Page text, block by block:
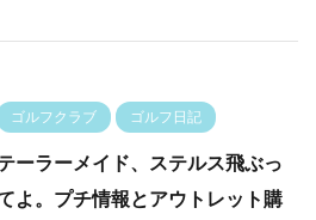
ゴルフクラブ ゴルフ日記
ーラーメイド、ステルス飛ぶっ
よ。プチ情報とアウトレット購